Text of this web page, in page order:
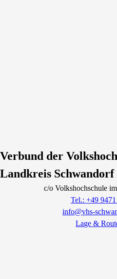
Verbund der
Landkreis Schwandorf
c/o Volkshochschule
Tel.: +49
info@vhs-
Lage &